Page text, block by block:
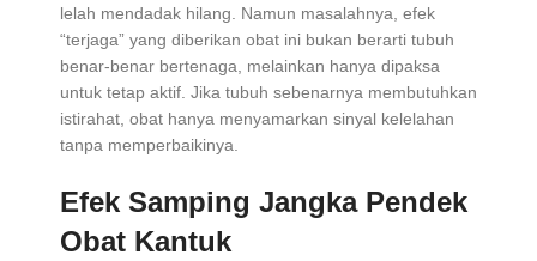
lelah mendadak hilang. Namun masalahnya, efek
“terjaga” yang diberikan obat ini bukan berarti tubuh
benar-benar bertenaga, melainkan hanya dipaksa
untuk tetap aktif. Jika tubuh sebenarnya membutuhkan
istirahat, obat hanya menyamarkan sinyal kelelahan
tanpa memperbaikinya.
Efek Samping Jangka Pendek
Obat Kantuk